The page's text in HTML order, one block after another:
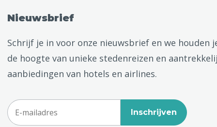
Nieuwsbrief
Schrijf je in voor onze nieuwsbrief en we houden
de hoogte van unieke stedenreizen en
aanbiedingen van hotels en airlines.
Inschrijven